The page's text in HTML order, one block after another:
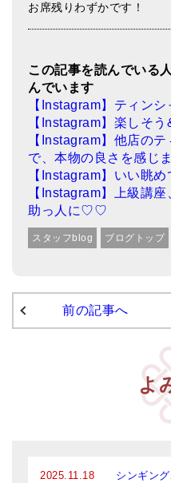
チベット高僧のオラクルカード
ベル＆ドルジェ
シンギングボウル入門本・CD
アウトレット
オリジナルグッズ
神々とつながるジュエリー
ロゴステッカー・ポストカー
チベット・マントラ・ヒー
初級講座
お席残りわずかです！
この記事を読んでいる
んでいます
【Instagram】ティン
【Instagram】楽しそう
【Instagram】他店の
で、本物の良さを感じま
【Instagram】いい眺め
【Instagram】上級講
助っ人に♡♡
スタッフblog ブログトップ
前の記事へ
よ
2025.11.18
シンギン